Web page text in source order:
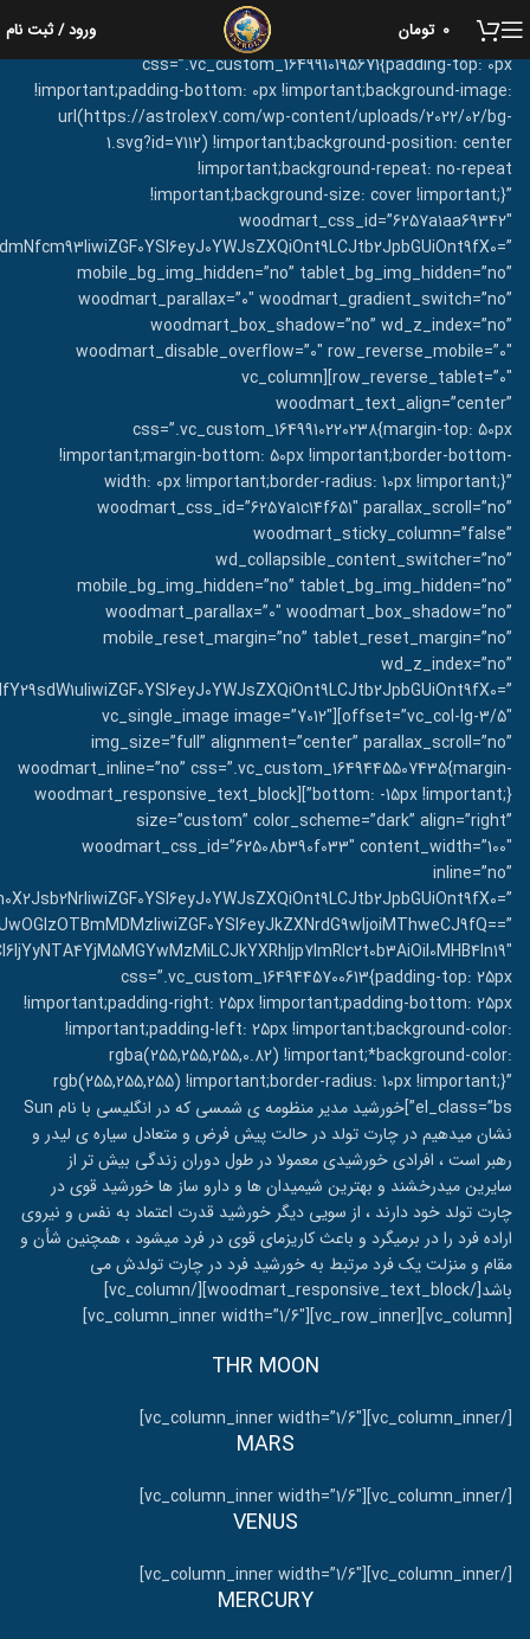
0 تومان ورود / ثبت نام
[vc_row full_width=”stretch_row” equal_height=”yes”
content_placement=”middle”
css=”.vc_custom_1649910195671{padding-top: 0px
!important;padding-bottom: 0px !important;background-image:
url(https://astrolex7.com/wp-content/uploads/2022/02/bg-
1.svg?id=7112) !important;background-position: center
!important;background-repeat: no-repeat
!important;background-size: cover !important;}”
woodmart_css_id=”6257a1aa69342″
mobile_bg_img_hidden=”no” tablet_bg_img_hidden=”no”
woodmart_parallax=”0″ woodmart_gradient_switch=”no”
woodmart_box_shadow=”no” wd_z_index=”no”
woodmart_disable_overflow=”0″ row_reverse_mobile=”0″
row_reverse_tablet=”0″][vc_column
woodmart_text_align=”center”
css=”.vc_custom_1649910220238{margin-top: 50px
!important;margin-bottom: 50px !important;border-bottom-
width: 0px !important;border-radius: 10px !important;}”
woodmart_css_id=”6257a1c14f651″ parallax_scroll=”no”
woodmart_sticky_column=”false”
wd_collapsible_content_switcher=”no”
mobile_bg_img_hidden=”no” tablet_bg_img_hidden=”no”
woodmart_parallax=”0″ woodmart_box_shadow=”no”
mobile_reset_margin=”no” tablet_reset_margin=”no”
wd_z_index=”no”
offset=”vc_col-lg-3/5″][vc_single_image image=”7012″
img_size=”full” alignment=”center” parallax_scroll=”no”
woodmart_inline=”no” css=”.vc_custom_1649445507435{margin-
bottom: -15px !important;}”][woodmart_responsive_text_block
size=”custom” color_scheme=”dark” align=”right”
woodmart_css_id=”62508b390f033″ content_width=”100″
inline=”no”
css=”.vc_custom_1649445700613{padding-top: 25px
!important;padding-right: 25px !important;padding-bottom: 25px
!important;padding-left: 25px !important;background-color:
rgba(255,255,255,0.82) !important;*background-color:
rgb(255,255,255) !important;border-radius: 10px !important;}”
el_class=”bs”]خورشید مدیر منظومه ی شمسی که در انگلیسی با نام Sun
نشان میدهیم در چارت تولد در حالت پیش فرض و متعادل سیاره ی لیدر و
رهبر است ، افرادی خورشیدی معمولا در طول دوران زندگی بیش تر از
سایرین میدرخشند و بهترین شیمیدان ها و دارو ساز ها خورشید قوی در
چارت تولد خود دارند ، از سویی دیگر خورشید قدرت اعتماد به نفس و نیروی
اراده فرد را در برمیگرد و باعث کاریزمای قوی در فرد میشود ، همچنین شأن و
مقام و منزلت یک فرد مرتبط به خورشید فرد در چارت تولدش می
باشد[/woodmart_responsive_text_block][/vc_column]
[vc_column][vc_row_inner][vc_column_inner width=”1/6″]
THR MOON
[/vc_column_inner][vc_column_inner width=”1/6″]
MARS
[/vc_column_inner][vc_column_inner width=”1/6″]
VENUS
[/vc_column_inner][vc_column_inner width=”1/6″]
MERCURY